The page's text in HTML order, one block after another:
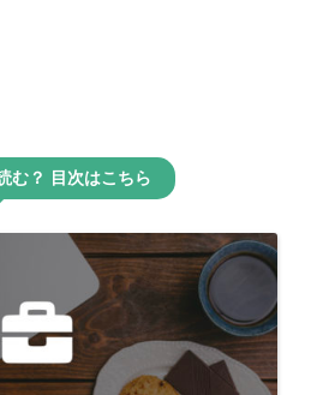
む？ 目次はこちら